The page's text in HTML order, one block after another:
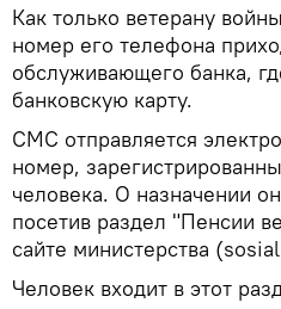
Как только ветерану
номер его телефона
обслуживающего банка,
банковскую карту.
СМС отправляется
номер,
человека. О назначении
посетив раздел "Пенсии
сайте министерства
Человек входит в этот